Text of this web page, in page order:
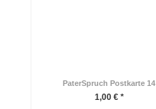
PaterSpruch Postkarte 14
1,00 € *